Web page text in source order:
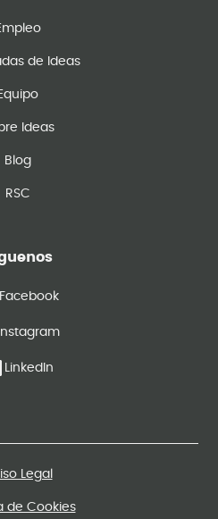
de Ideas
Equipo
Ideas
Blog
RSC
Facebook
Instagram
LinkedIn
Legal
de Cookies